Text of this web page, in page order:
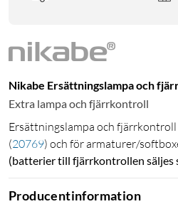
Nikabe Ersättningslampa och
Extra lampa och fjärrkontroll
Ersättningslampa och
(20769) och för armaturer/
(batterier till fjärrkontrollen säljes
Producentinformation